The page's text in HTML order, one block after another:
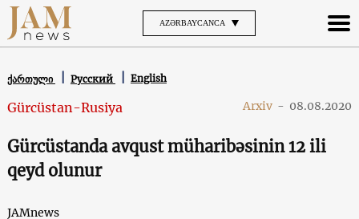
AZƏRBAYCANCA
ქართული Русский English
Gürcüstan-Rusiya Arxiv - 08.08.2020
Gürcüstanda avqust müharibəsinin 12 ili
qeyd olunur
JAMnews